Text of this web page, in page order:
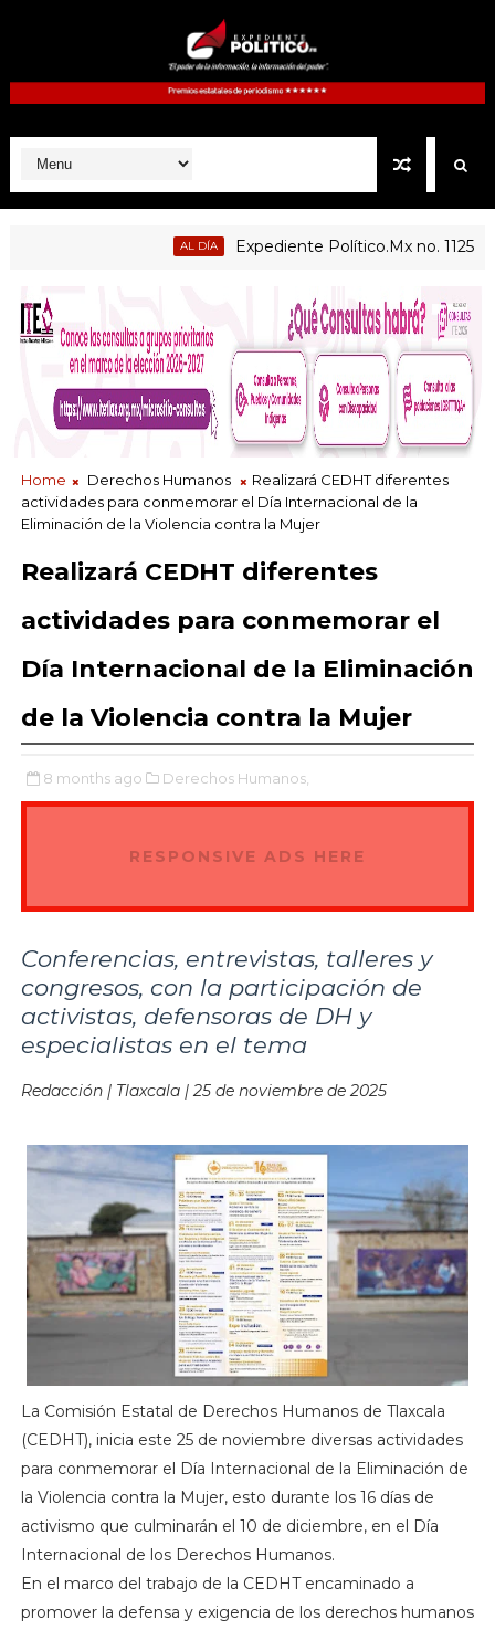
Expediente Político.Mx no. 1125
Home Derechos Humanos
Realizará CEDHT diferentes
actividades para conmemorar el Día Internacional de la
Eliminación de la Violencia contra la Mujer
Realizará CEDHT diferentes
actividades para conmemorar el
Día Internacional de la Eliminación
de la Violencia contra la Mujer
8 months ago Derechos Humanos,
RESPONSIVE ADS HERE
Conferencias, entrevistas, talleres y
congresos, con la participación de
activistas, defensoras de DH y
especialistas en el tema
Redacción | Tlaxcala | 25 de noviembre de 2025
La Comisión Estatal de Derechos Humanos de Tlaxcala
(CEDHT), inicia este 25 de noviembre diversas actividades
para conmemorar el Día Internacional de la Eliminación de
la Violencia contra la Mujer, esto durante los 16 días de
activismo que culminarán el 10 de diciembre, en el Día
Internacional de los Derechos Humanos.
En el marco del trabajo de la CEDHT encaminado a
promover la defensa y exigencia de los derechos humanos